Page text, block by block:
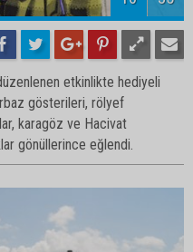
etkinlikte hediyeli
gösterileri, rölyef
karagöz ve Hacivat
gönüllerince eğlendi.